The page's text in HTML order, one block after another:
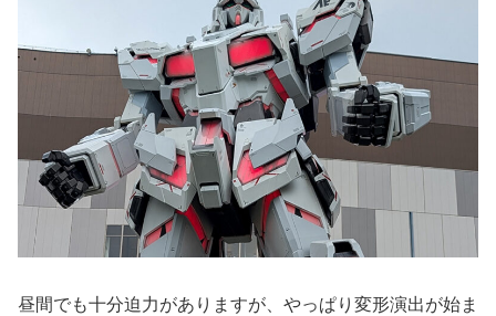
昼間でも十分迫力がありますが、やっぱり変形演出が始ま